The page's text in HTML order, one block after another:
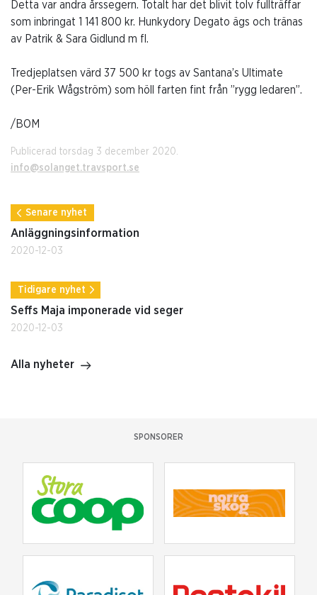
Detta var andra årssegern. Totalt har det blivit tolv fullträffar
som inbringat 1 141 800 kr. Hunkydory Degato ägs och tränas
av Patrik & Sara Gidlund m fl.
Tredjeplatsen värd 37 500 kr togs av Santana’s Ultimate
(Per-Erik Wågström) som höll farten fint från ”rygg ledaren”.
/BOM
Publicerad torsdag 3 december 2020.
info@solanget.travsport.se
Senare nyhet
Anläggningsinformation
2020-12-03
Tidigare nyhet
Seffs Maja imponerade vid seger
2020-12-03
Alla nyheter
SPONSORER